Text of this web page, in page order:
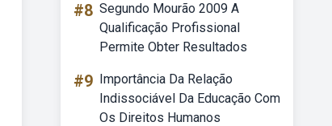
#8 Segundo Mourão 2009 A
Qualificação Profissional
Permite Obter Resultados
#9 Importância Da Relação
Indissociável Da Educação Com
Os Direitos Humanos